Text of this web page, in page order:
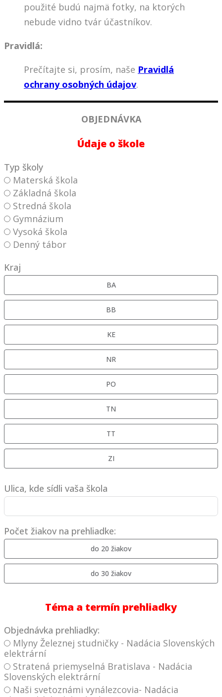
použité budú najmä fotky, na ktorých
nebude vidno tvár účastníkov.
Pravidlá:
Prečítajte si, prosím, naše Pravidlá
ochrany osobných údajov.
OBJEDNÁVKA
Údaje o škole
Typ školy
Materská škola
Základná škola
Stredná škola
Gymnázium
Vysoká škola
Denný tábor
Kraj
BA
BB
KE
NR
PO
TN
TT
ZI
Ulica, kde sídli vaša škola
Počet žiakov na prehliadke:
do 20 žiakov
do 30 žiakov
Téma a termín prehliadky
Objednávka prehliadky:
Mlyny Železnej studničky - Nadácia Slovenských
elektrární
Stratená priemyselná Bratislava - Nadácia
Slovenských elektrární
Naši svetoznámi vynálezcovia- Nadácia